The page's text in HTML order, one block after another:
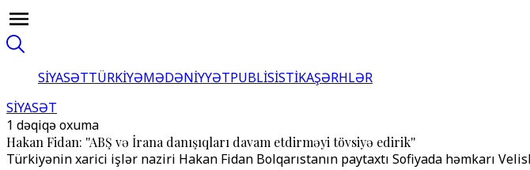
SİYASƏTTÜRKİYƏMƏDƏNİYYƏTPUBLİSİSTİKAŞƏRHLƏR
SİYASƏT
1 dəqiqə oxuma
Hakan Fidan: ''ABŞ və İrana danışıqları davam etdirməyi tövsiyə edirik''
Türkiyənin xarici işlər naziri Hakan Fidan Bolqarıstanın paytaxtı Sofiyada həmkarı